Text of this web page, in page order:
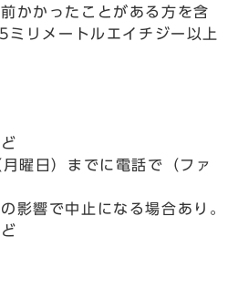
かかったことがある方を含
リメートルエイチジー以上
曜日）までに電話で（ファ
影響で中止になる場合あり。